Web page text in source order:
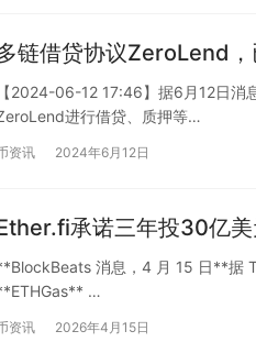
链借贷协议ZeroLend，
【2024-06-12 17:46】据6月12日消
进行借贷、质押等…
资讯 2024年6月12日
承诺三年投30亿
消息，4 月 15 日**据
…
资讯 2026年4月15日